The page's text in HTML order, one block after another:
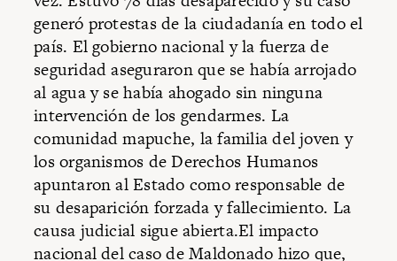
generó protestas de la ciudadanía en todo el
país. El gobierno nacional y la fuerza de
seguridad aseguraron que se había arrojado
al agua y se había ahogado sin ninguna
intervención de los gendarmes. La
comunidad mapuche, la familia del joven y
los organismos de Derechos Humanos
apuntaron al Estado como responsable de
su desaparición forzada y fallecimiento. La
causa judicial sigue abierta.El impacto
nacional del caso de Maldonado hizo que,